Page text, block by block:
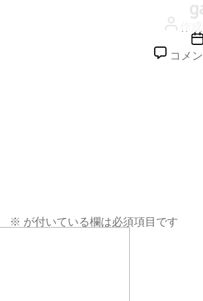
投
稿
者 投
稿
日
へ
コメ
※ が付いている欄は必須項目です